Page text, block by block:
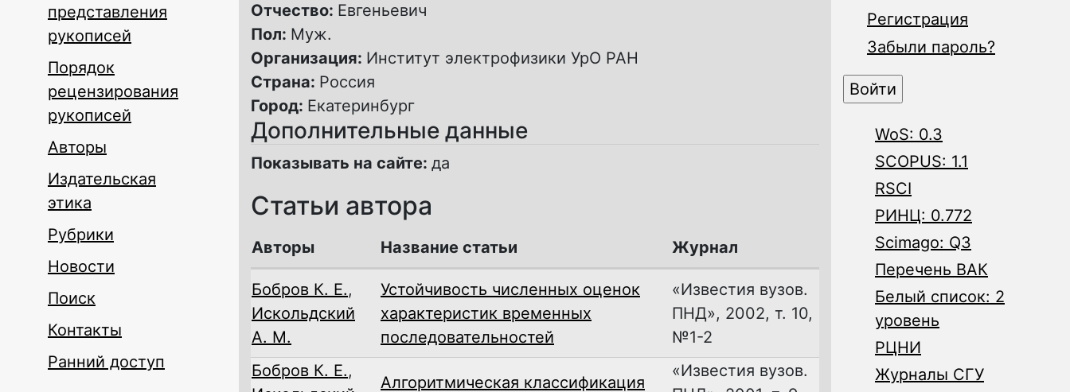
представления
рукописей
Порядок
рецензирования
рукописей
Авторы
Издательская
этика
Рубрики
Новости
Поиск
Контакты
Ранний доступ
Отчество: Евгеньевич
Пол: Муж.
Организация: Институт электрофизики УрО РАН
Страна: Россия
Город: Екатеринбург
Дополнительные данные
Показывать на сайте: да
Статьи автора
Авторы Название статьи Журнал
Бобров К. Е.,
Искольдский
А. М.
Устойчивость численных оценок
характеристик временных
последовательностей
«Известия вузов.
ПНД», 2002, т. 10,
№1-2
Бобров К. Е.,
Алгоритмическая классификация
«Известия вузов.
Регистрация
Забыли пароль?
WoS: 0.3
SCOPUS: 1.1
RSCI
РИНЦ: 0.772
Scimago: Q3
Перечень ВАК
Белый список: 2
уровень
РЦНИ
Журналы СГУ